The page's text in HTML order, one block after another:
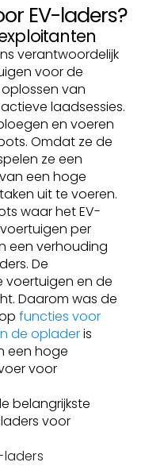
EV-laders?
verantwoordelijk
voor de
van
laadsessies.
en voeren
Omdat ze de
ze een
een hoge
uit te voeren.
waar het EV-
per
een verhouding
De
en de
Daarom was de
opfuncties voor
de opladeris
een hoge
voor
belangrijkste
voor
laders